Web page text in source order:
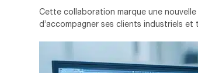
Cette collaboration marque une
d’accompagner ses clients industriels